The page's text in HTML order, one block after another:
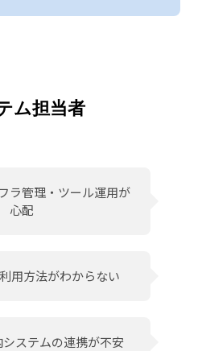
ム担当者
ラ管理・ツール運用が
心配
用方法がわからない
ステムの連携が不安